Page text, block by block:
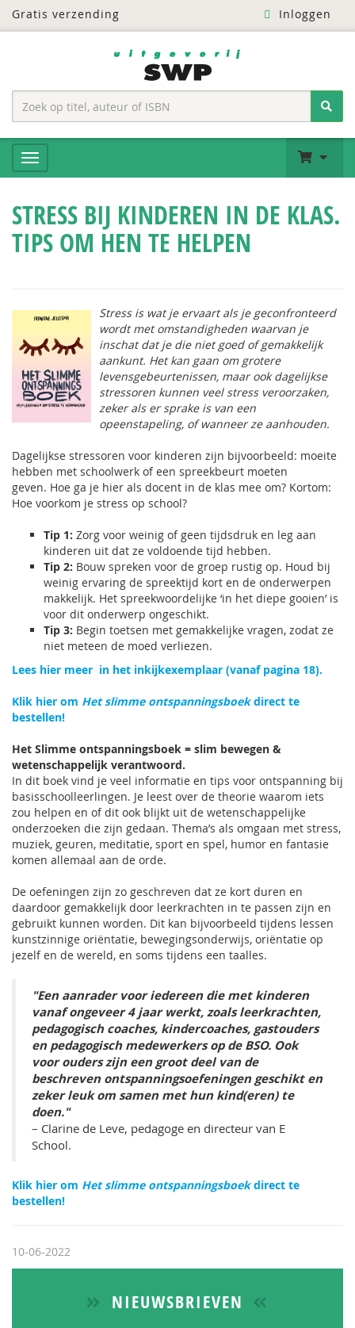
Gratis verzending Inloggen
STRESS BIJ KINDEREN IN DE KLAS.
TIPS OM HEN TE HELPEN
Stress is wat je ervaart als je geconfronteerd
wordt met omstandigheden waarvan je
inschat dat je die niet goed of gemakkelijk
aankunt. Het kan gaan om grotere
levensgebeurtenissen, maar ook dagelijkse
stressoren kunnen veel stress veroorzaken,
zeker als er sprake is van een
opeenstapeling, of wanneer ze aanhouden.
Dagelijkse stressoren voor kinderen zijn bijvoorbeeld: moeite
hebben met schoolwerk of een spreekbeurt moeten
geven. Hoe ga je hier als docent in de klas mee om? Kortom:
Hoe voorkom je stress op school?
Tip 1: Zorg voor weinig of geen tijdsdruk en leg aan
kinderen uit dat ze voldoende tijd hebben.
Tip 2: Bouw spreken voor de groep rustig op. Houd bij
weinig ervaring de spreektijd kort en de onderwerpen
makkelijk. Het spreekwoordelijke ‘in het diepe gooien’ is
voor dit onderwerp ongeschikt.
Tip 3: Begin toetsen met gemakkelijke vragen, zodat ze
niet meteen de moed verliezen.
Lees hier meer in het inkijkexemplaar (vanaf pagina 18).
Klik hier om Het slimme ontspanningsboekdirect te
bestellen!
Het Slimme ontspanningsboek = slim bewegen &
wetenschappelijk verantwoord.
In dit boek vind je veel informatie en tips voor ontspanning bij
basisschoolleerlingen. Je leest over de theorie waarom iets
zou helpen en of dit ook blijkt uit de wetenschappelijke
onderzoeken die zijn gedaan. Thema’s als omgaan met stress,
muziek, geuren, meditatie, sport en spel, humor en fantasie
komen allemaal aan de orde.
De oefeningen zijn zo geschreven dat ze kort duren en
daardoor gemakkelijk door leerkrachten in te passen zijn en
gebruikt kunnen worden. Dit kan bijvoorbeeld tijdens lessen
kunstzinnige oriëntatie, bewegingsonderwijs, oriëntatie op
jezelf en de wereld, en soms tijdens een taalles.
"Een aanrader voor iedereen die met kinderen
vanaf ongeveer 4 jaar werkt, zoals leerkrachten,
pedagogisch coaches, kindercoaches, gastouders
en pedagogisch medewerkers op de BSO. Ook
voor ouders zijn een groot deel van de
beschreven ontspanningsoefeningen geschikt en
zeker leuk om samen met hun kind(eren) te
doen."
– Clarine de Leve, pedagoge en directeur van E
School.
Klik hier om Het slimme ontspanningsboekdirect te
bestellen!
10-06-2022
NIEUWSBRIEVEN